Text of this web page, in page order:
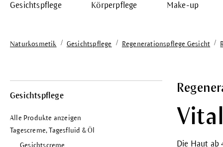
Gesichtspflege Körperpflege Make-up
Naturkosmetik / Gesichtspflege / Regenerationspflege Gesicht /
Gesichtspflege
Alle Produkte anzeigen
Tagescreme, Tagesfluid & Öl
Gesichtscreme
Die Haut ab